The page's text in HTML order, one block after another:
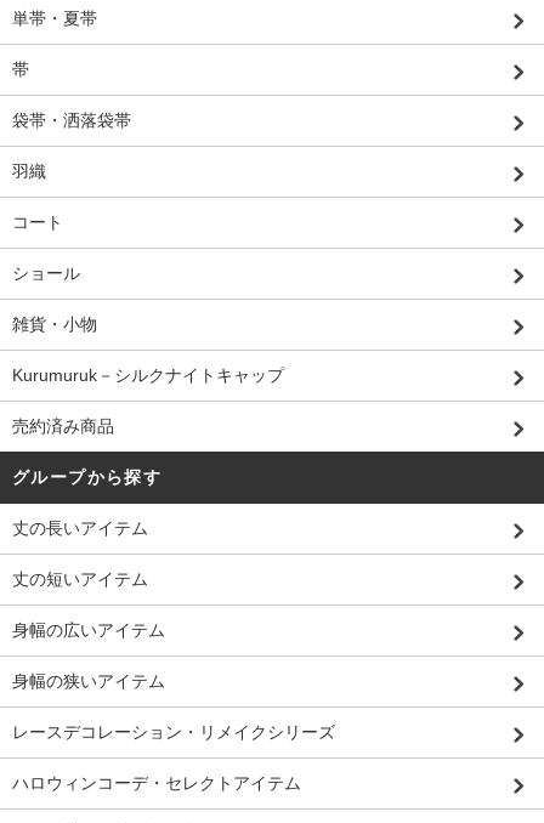
単帯・夏帯
帯
袋帯・洒落袋帯
羽織
コート
ショール
雑貨・小物
Kurumuruk－シルクナイトキャップ
売約済み商品
グループから探す
丈の長いアイテム
丈の短いアイテム
身幅の広いアイテム
身幅の狭いアイテム
レースデコレーション・リメイクシリーズ
ハロウィンコーデ・セレクトアイテム